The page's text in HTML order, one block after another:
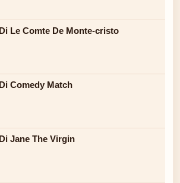
Le Comte De Monte-cristo
Comedy Match
Jane The Virgin